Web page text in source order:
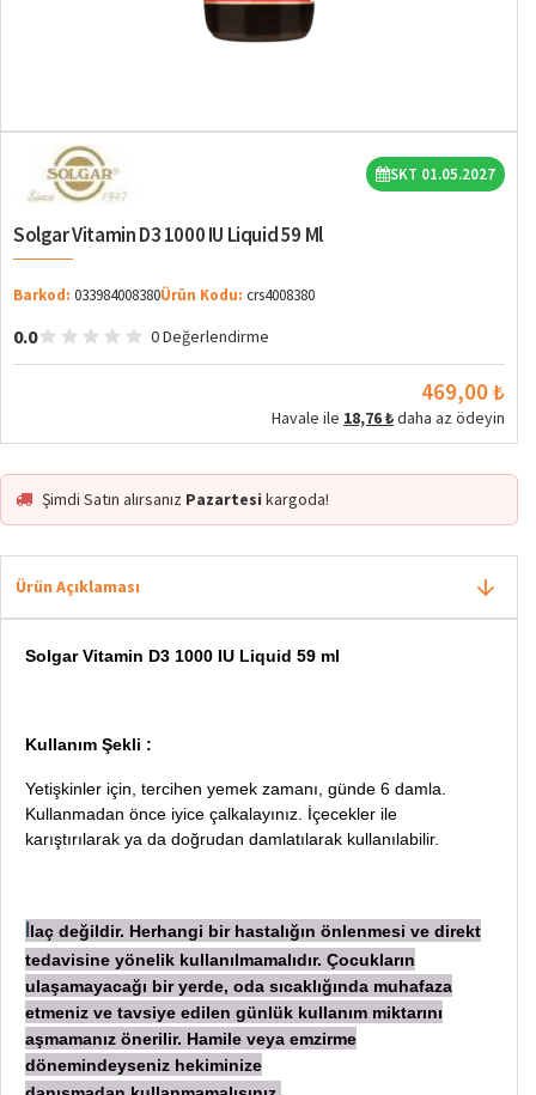
SKT 01.05.2027
Solgar Vitamin D3 1000 IU Liquid 59 Ml
Barkod: 033984008380Ürün Kodu: crs4008380
0.0 0 Değerlendirme
469,00 ₺
Havale ile 18,76 ₺daha az ödeyin
Şimdi Satın alırsanız Pazartesi kargoda!
Ürün Açıklaması
Solgar Vitamin D3 1000 IU Liquid 59 ml
Kullanım Şekli :
Yetişkinler için, tercihen yemek zamanı, günde 6 damla.
Kullanmadan önce iyice çalkalayınız. İçecekler ile
karıştırılarak ya da doğrudan damlatılarak kullanılabilir.
laç değildir. Herhangi bir hastalığın önlenmesi ve direkt
tedavisine yönelik kullanılmamalıdır. Çocukların
ulaşamayacağı bir yerde, oda sıcaklığında muhafaza
etmeniz ve tavsiye edilen günlük kullanım miktarını
aşmamanız önerilir. Hamile veya emzirme
dönemindeyseniz hekiminize